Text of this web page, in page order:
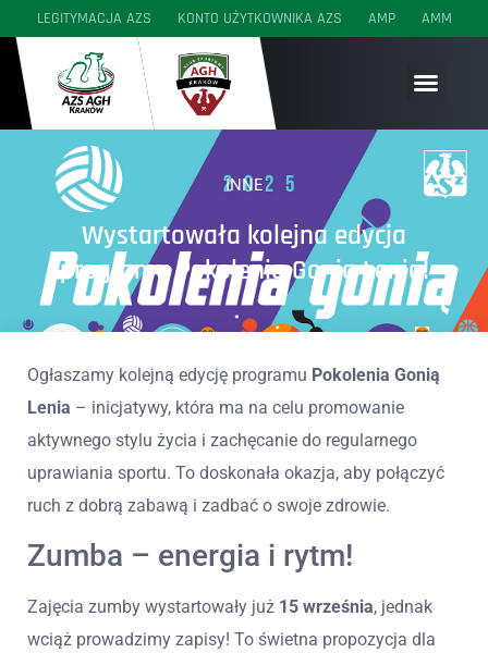
LEGITYMACJA AZS KONTO UŻYTKOWNIKA AZS AMP AMM
INNE
Wystartowała kolejna edycja
programu Pokolenia Gonią Lenia!
Ogłaszamy kolejną edycję programu Pokolenia Gonią
Lenia – inicjatywy, która ma na celu promowanie
aktywnego stylu życia i zachęcanie do regularnego
uprawiania sportu. To doskonała okazja, aby połączyć
ruch z dobrą zabawą i zadbać o swoje zdrowie.
Zumba – energia i rytm!
Zajęcia zumby wystartowały już 15 września, jednak
wciąż prowadzimy zapisy! To świetna propozycja dla